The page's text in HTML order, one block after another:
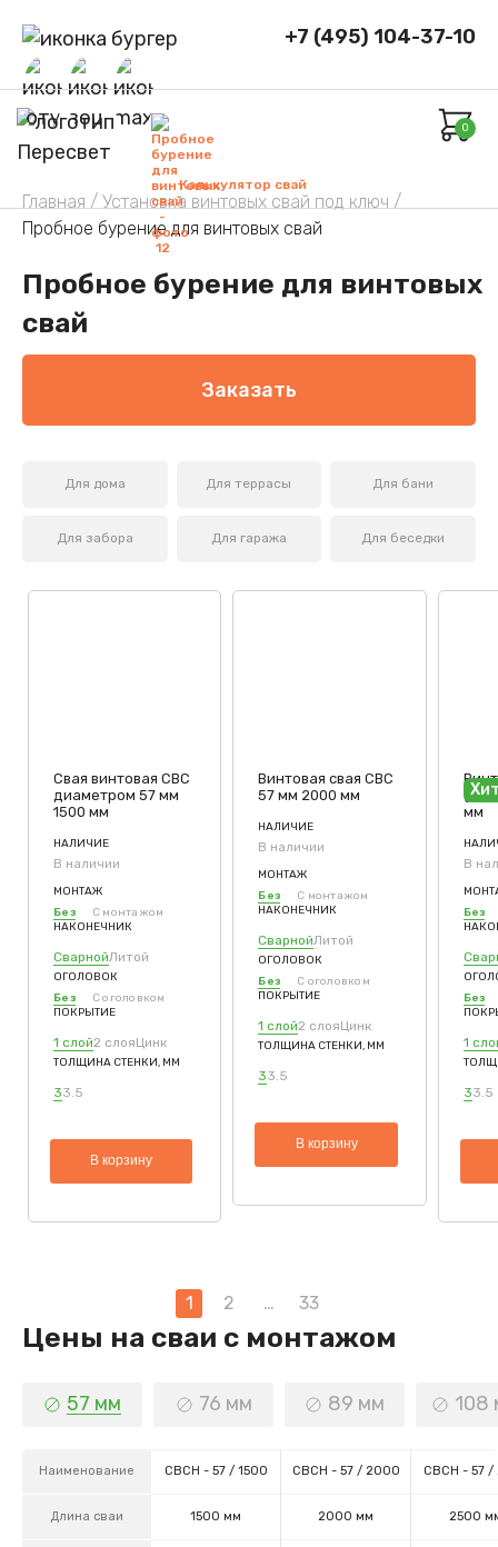
Калькулятор свай
+7 (495) 104-37-10
0
Главная / Установка винтовых свай под ключ /
Пробное бурение для винтовых свай
Пробное бурение для винтовых
свай
Заказать
Для дома Для террасы Для бани
Для забора Для гаража Для беседки
Свая винтовая СВС
диаметром 57 мм
1500 мм
НАЛИЧИЕ
В наличии
МОНТАЖ
Без
С монтажом
НАКОНЕЧНИК
СварнойЛитой
ОГОЛОВОК
Без
С оголовком
ПОКРЫТИЕ
1 слой2 слояЦинк
ТОЛЩИНА СТЕНКИ, ММ
33.5
В корзину
Винтовая свая СВС
57 мм 2000 мм
НАЛИЧИЕ
В наличии
МОНТАЖ
Без
С монтажом
НАКОНЕЧНИК
СварнойЛитой
ОГОЛОВОК
Без
С оголовком
ПОКРЫТИЕ
1 слой2 слояЦинк
ТОЛЩИНА СТЕНКИ, ММ
33.5
В корзину
мм
В
Без
Без
1
33.5
Пагинация
записей
1 2 … 33
Цены на сваи с монтажом
57 мм 76 мм 89 мм 108
Наименование
Длина сваи
СВСН - 57 / 1500
1500 мм
СВСН - 57 / 2000
2000 мм
СВСН - 57 /
2500